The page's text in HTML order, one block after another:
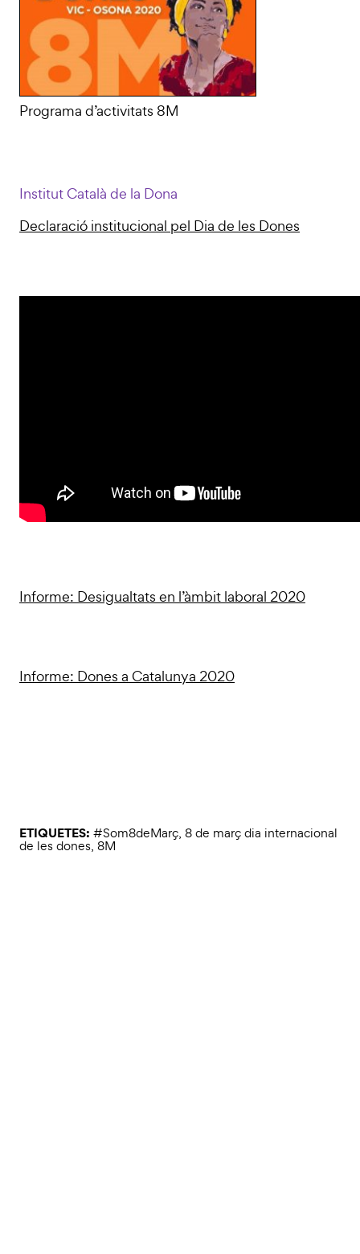
Programa d’activitats 8M
Institut Català de la Dona
Declaració institucional pel Dia de les Dones
Informe: Desigualtats en l’àmbit laboral 2020
Informe: Dones a Catalunya 2020
ETIQUETES: #Som8deMarç, 8 de març dia internacional
de les dones, 8M